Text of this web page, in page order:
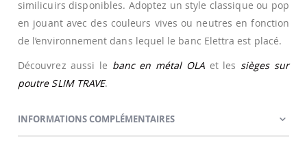
similicuirs disponibles. Adoptez un style classique ou pop
en jouant avec des couleurs vives ou neutres en fonction
de l’environnement dans lequel le banc Elettra est placé.
Découvrez aussi le banc en métal OLA et les sièges sur
poutre SLIM TRAVE.
INFORMATIONS COMPLÉMENTAIRES